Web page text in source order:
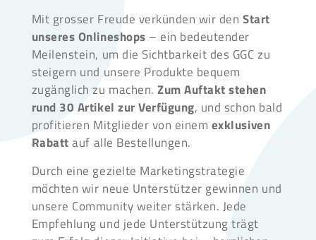
Mit grosser Freude verkünden wir den Start
unseres Onlineshops – ein bedeutender
Meilenstein, um die Sichtbarkeit des GGC zu
steigern und unsere Produkte bequem
zugänglich zu machen.Zum Auftakt stehen
rund 30 Artikel zur Verfügung, und schon bald
profitieren Mitglieder von einem exklusiven
Rabatt auf alle Bestellungen.
Durch eine gezielte Marketingstrategie
möchten wir neue Unterstützer gewinnen und
unsere Community weiter stärken. Jede
Empfehlung und jede Unterstützung trägt